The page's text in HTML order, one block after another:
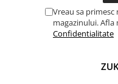
Vreau sa
magazinului. Afla
Confidentialitate